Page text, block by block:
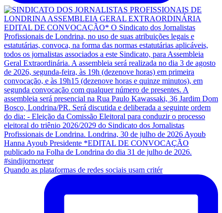
Quando as plataformas de redes sociais usam critér